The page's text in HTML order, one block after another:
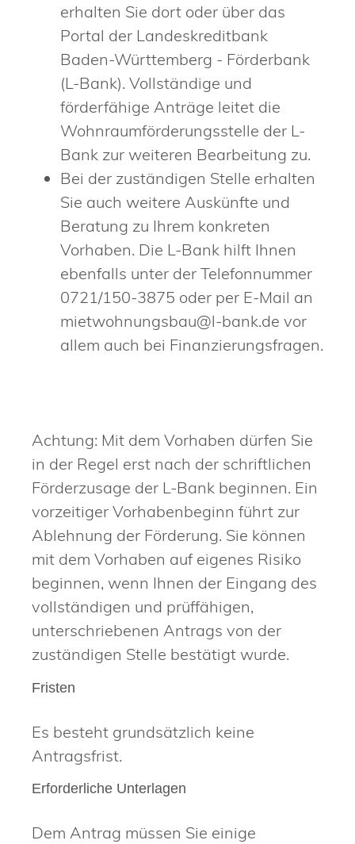
erhalten Sie dort oder über das
Portal der Landeskreditbank
Baden-Württemberg - Förderbank
(L-Bank). Vollständige und
förderfähige Anträge leitet die
Wohnraumförderungsstelle der L-
Bank zur weiteren Bearbeitung zu.
Bei der zuständigen Stelle erhalten
Sie auch weitere Auskünfte und
Beratung zu Ihrem konkreten
Vorhaben. Die L-Bank hilft Ihnen
ebenfalls unter der Telefonnummer
0721/150-3875 oder per E-Mail an
mietwohnungsbau@l-bank.de vor
allem auch bei Finanzierungsfragen.
Achtung: Mit dem Vorhaben dürfen Sie
in der Regel erst nach der schriftlichen
Förderzusage der L-Bank beginnen. Ein
vorzeitiger Vorhabenbeginn führt zur
Ablehnung der Förderung. Sie können
mit dem Vorhaben auf eigenes Risiko
beginnen, wenn Ihnen der Eingang des
vollständigen und prüffähigen,
unterschriebenen Antrags von der
zuständigen Stelle bestätigt wurde.
Fristen
Es besteht grundsätzlich keine
Antragsfrist.
Erforderliche Unterlagen
Dem Antrag müssen Sie einige